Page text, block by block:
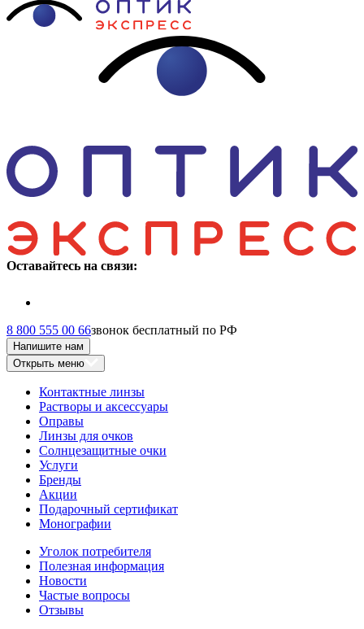
Оставайтесь на связи:
8 800 555 00 66звонок бесплатный по РФ
Напишите нам
Открыть меню
Контактные линзы
Растворы и аксессуары
Оправы
Линзы для очков
Солнцезащитные очки
Услуги
Бренды
Акции
Подарочный сертификат
Монографии
Уголок потребителя
Полезная информация
Новости
Частые вопросы
Отзывы